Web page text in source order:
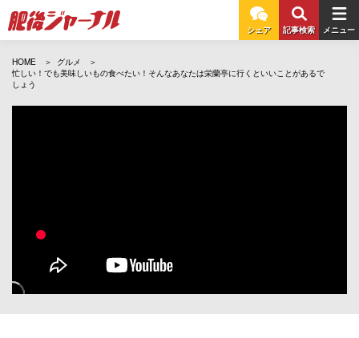
シェア 記事検索 メニュー
HOME
グルメ
忙しい！でも美味しいもの食べたい！そんなあなたは栄蘭亭に行くといいことがあるで
しょう